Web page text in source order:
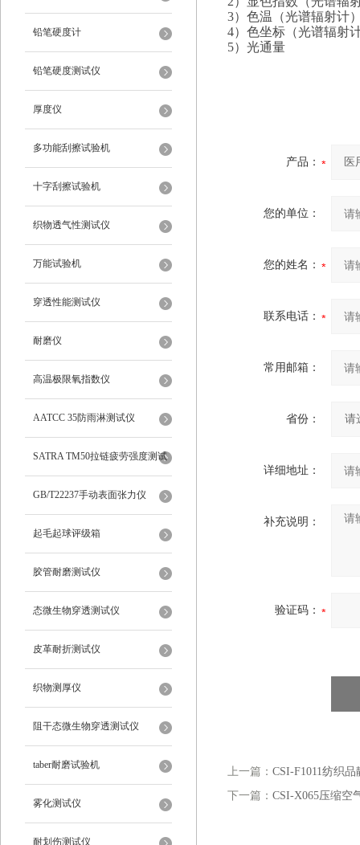
铅笔硬度计
铅笔硬度测试仪
厚度仪
多功能刮擦试验机
十字刮擦试验机
织物透气性测试仪
万能试验机
穿透性能测试仪
耐磨仪
高温极限氧指数仪
AATCC 35防雨淋测试仪
SATRA TM50拉链疲劳强度测试
仪
GB/T22237手动表面张力仪
起毛起球评级箱
胶管耐磨测试仪
态微生物穿透测试仪
皮革耐折测试仪
织物测厚仪
阻干态微生物穿透测试仪
taber耐磨试验机
雾化测试仪
耐划伤测试仪
3）色温（光谱辐射计
4）色坐标（光谱辐射
5）光通量
产品：
您的单位：
您的姓名：
联系电话：
常用邮箱：
省份：
详细地址：
补充说明：
验证码：
上一篇： CSI-F1011纺织
下一篇： CSI-X065压缩空